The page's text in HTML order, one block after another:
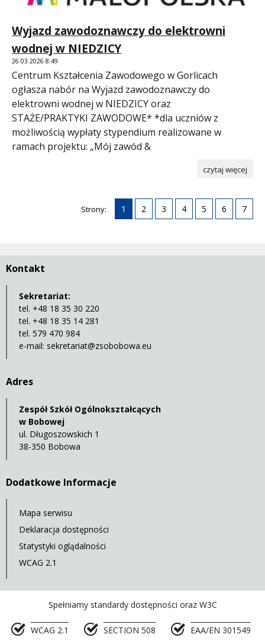
Wyjazd zawodoznawczy do elektrowni
wodnej w NIEDZICY
26.03.2026 8:49
Centrum Kształcenia Zawodowego w Gorlicach
ogłasza nabór na Wyjazd zawodoznawczy do
elektrowni wodnej w NIEDZICY oraz
STAŻE/PRAKTYKI ZAWODOWE* *dla uczniów z
możliwością wypłaty stypendium realizowane w
ramach projektu: „Mój zawód &
czytaj więcej
Strony: 1 2 3 4 5 6 7
Kontakt
Sekretariat:
tel. +48 18 35 30 220
tel. +48 18 35 14 281
tel. 579 470 984
e-mail: sekretariat@zsobobowa.eu
Adres
Zespół Szkół Ogólnokształcących
w Bobowej
ul. Długoszowskich 1
38-350 Bobowa
Dodatkowe Informacje
Mapa serwisu
Deklaracja dostępności
Statystyki oglądalności
WCAG 2.1
Spełniamy standardy dostępności oraz W3C
WCAG 2.1 SECTION 508 EAA/EN 301549